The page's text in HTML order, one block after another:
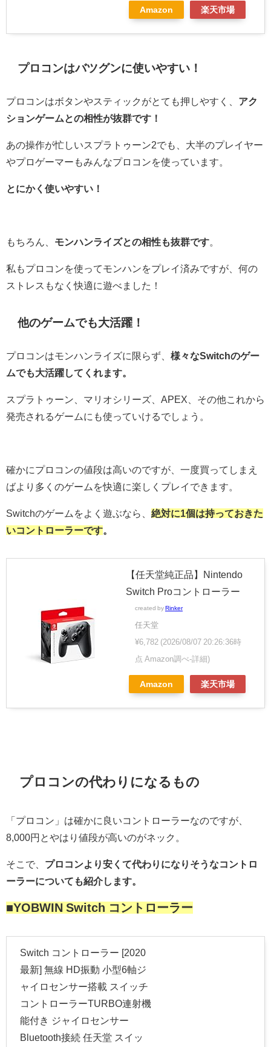
Amazon 楽天市場
プロコンはバツグンに使いやすい！
プロコンはボタンやスティックがとても押しやすく、 アク
ションゲームとの相性が抜群です！
あの操作が忙しいスプラトゥーン2でも、大半のプレイヤー
やプロゲーマーもみんなプロコンを使っています。
とにかく使いやすい！
もちろん、 モンハンライズとの相性も抜群です
私もプロコンを使ってモンハンをプレイ済みですが、何の
ストレスもなく快適に遊べました！
他のゲームでも大活躍！
プロコンはモンハンライズに限らず、 様々なSwitchのゲー
ムでも大活躍してくれます。
スプラトゥーン、マリオシリーズ、APEX、その他これから
発売されるゲームにも使っていけるでしょう。
確かにプロコンの値段は高いのですが、一度買ってしまえ
ばより多くのゲームを快適に楽しくプレイできます。
Switchのゲームをよく遊ぶなら、 絶対に1個は持っておきた
いコントローラーです。
【任天堂純正品】Nintendo
Switch Proコントローラー
created by Rinker
任天堂
¥6,782 (2026/08/07 20:26:36時
点 Amazon調べ-詳細)
Amazon 楽天市場
プロコンの代わりになるもの
「プロコン」は確かに良いコントローラーなのですが、
8,000円とやはり値段が高いのがネック。
そこで、 プロコンより安くて代わりになりそうなコントロ
ーラーについても紹介します。
■YOBWIN Switch コントローラー
Switch コントローラー [2020
最新] 無線 HD振動 小型6軸ジ
ャイロセンサー搭載 スイッチ
コントローラーTURBO連射機
能付き ジャイロセンサー
Bluetooth接続 任天堂 スイッ